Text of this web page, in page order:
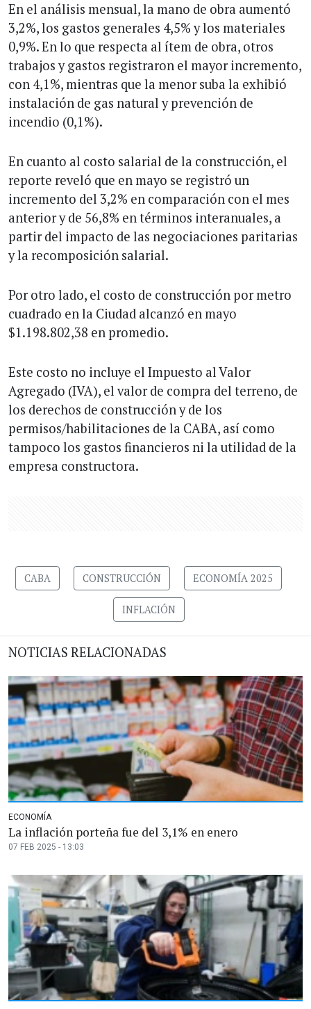
En el análisis mensual, la mano de obra aumentó
3,2%, los gastos generales 4,5% y los materiales
0,9%. En lo que respecta al ítem de obra, otros
trabajos y gastos registraron el mayor incremento,
con 4,1%, mientras que la menor suba la exhibió
instalación de gas natural y prevención de
incendio (0,1%).
En cuanto al costo salarial de la construcción, el
reporte reveló que en mayo se registró un
incremento del 3,2% en comparación con el mes
anterior y de 56,8% en términos interanuales, a
partir del impacto de las negociaciones paritarias
y la recomposición salarial.
Por otro lado, el costo de construcción por metro
cuadrado en la Ciudad alcanzó en mayo
$1.198.802,38 en promedio.
Este costo no incluye el Impuesto al Valor
Agregado (IVA), el valor de compra del terreno, de
los derechos de construcción y de los
permisos/habilitaciones de la CABA, así como
tampoco los gastos financieros ni la utilidad de la
empresa constructora.
CABA CONSTRUCCIÓN ECONOMÍA 2025
INFLACIÓN
NOTICIAS RELACIONADAS
ECONOMÍA
La inflación porteña fue del 3,1% en enero
07 FEB 2025 - 13:03